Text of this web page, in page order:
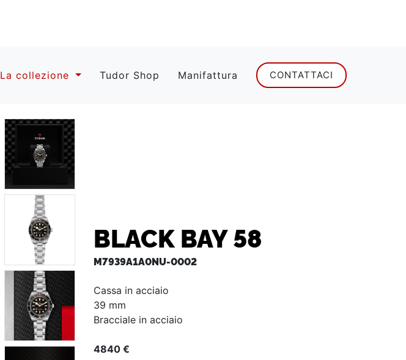
La collezione Tudor Shop Manifattura CONTATTACI
BLACK BAY 58
M7939A1A0NU-0002
Cassa in acciaio
39 mm
Bracciale in acciaio
4840 €